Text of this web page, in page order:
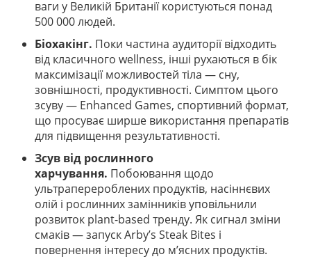
ваги у Великій Британії користуються понад
500 000 людей.
Біохакінг. Поки частина аудиторії відходить
від класичного wellness, інші рухаються в бік
максимізації можливостей тіла — сну,
зовнішності, продуктивності. Симптом цього
зсуву — Enhanced Games, спортивний формат,
що просуває ширше використання препаратів
для підвищення результативності.
Зсув від рослинного
харчування. Побоювання щодо
ультраперероблених продуктів, насіннєвих
олій і рослинних замінників уповільнили
розвиток plant-based тренду. Як сигнал зміни
смаків — запуск Arby’s Steak Bites і
повернення інтересу до м’ясних продуктів.